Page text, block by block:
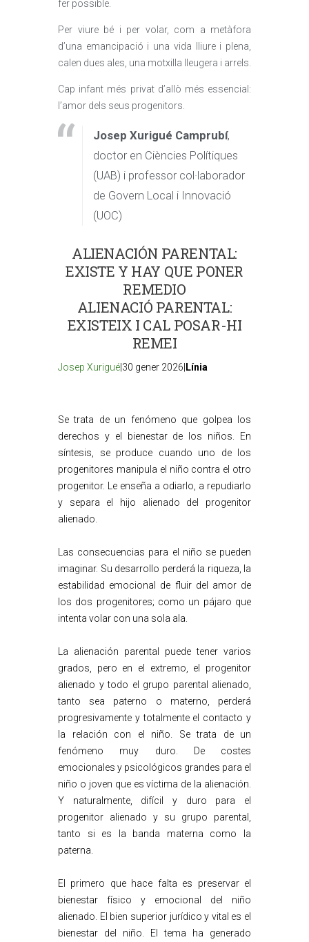
fer possible.
Per viure bé i per volar, com a metàfora
d’una emancipació i una vida lliure i plena,
calen dues ales, una motxilla lleugera i arrels.
Cap infant més privat d’allò més essencial:
l’amor dels seus progenitors.
Josep Xurigué Camprubí,
doctor en Ciències Polítiques
(UAB) i professor col·laborador
de Govern Local i Innovació
(UOC)
ALIENACIÓN PARENTAL:
EXISTE Y HAY QUE PONER
REMEDIO
ALIENACIÓ PARENTAL:
EXISTEIX I CAL POSAR-HI
REMEI
Josep Xurigué |30 gener 2026| Línia
Se trata de un fenómeno que golpea los
derechos y el bienestar de los niños. En
síntesis, se produce cuando uno de los
progenitores manipula el niño contra el otro
progenitor. Le enseña a odiarlo, a repudiarlo
y separa el hijo alienado del progenitor
alienado.
Las consecuencias para el niño se pueden
imaginar. Su desarrollo perderá la riqueza, la
estabilidad emocional de fluir del amor de
los dos progenitores; como un pájaro que
intenta volar con una sola ala.
La alienación parental puede tener varios
grados, pero en el extremo, el progenitor
alienado y todo el grupo parental alienado,
tanto sea paterno o materno, perderá
progresivamente y totalmente el contacto y
la relación con el niño. Se trata de un
fenómeno muy duro. De costes
emocionales y psicológicos grandes para el
niño o joven que es víctima de la alienación.
Y naturalmente, difícil y duro para el
progenitor alienado y su grupo parental,
tanto si es la banda materna como la
paterna.
El primero que hace falta es preservar el
bienestar físico y emocional del niño
alienado. El bien superior jurídico y vital es el
bienestar del niño. El tema ha generado